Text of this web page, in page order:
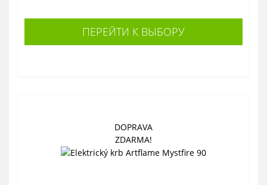
ПЕРЕЙТИ К ВЫБОРУ
DOPRAVA
ZDARMA!